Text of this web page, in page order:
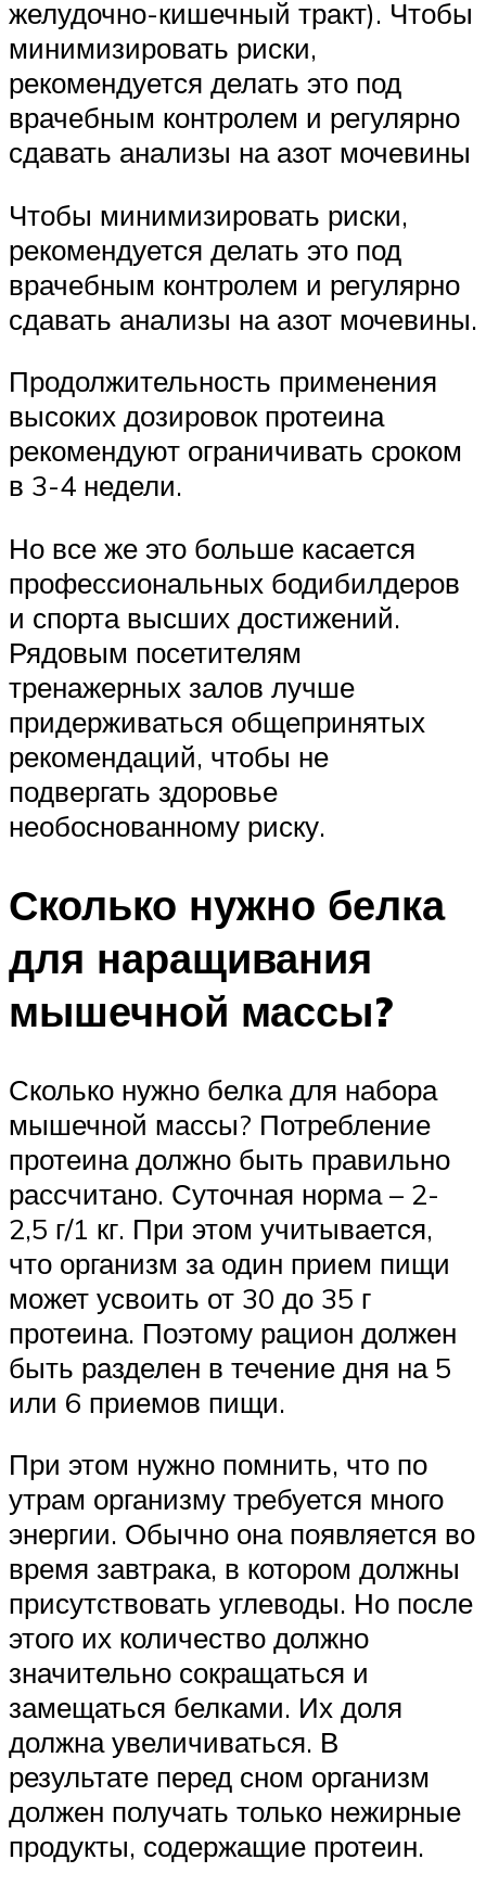
желудочно-кишечный тракт). Чтобы
минимизировать риски,
рекомендуется делать это под
врачебным контролем и регулярно
сдавать анализы на азот мочевины
Чтобы минимизировать риски,
рекомендуется делать это под
врачебным контролем и регулярно
сдавать анализы на азот мочевины.
Продолжительность применения
высоких дозировок протеина
рекомендуют ограничивать сроком
в 3-4 недели.
Но все же это больше касается
профессиональных бодибилдеров
и спорта высших достижений.
Рядовым посетителям
тренажерных залов лучше
придерживаться общепринятых
рекомендаций, чтобы не
подвергать здоровье
необоснованному риску.
Сколько нужно белка
для наращивания
мышечной массы?
Сколько нужно белка для набора
мышечной массы? Потребление
протеина должно быть правильно
рассчитано. Суточная норма – 2-
2,5 г/1 кг. При этом учитывается,
что организм за один прием пищи
может усвоить от 30 до 35 г
протеина. Поэтому рацион должен
быть разделен в течение дня на 5
или 6 приемов пищи.
При этом нужно помнить, что по
утрам организму требуется много
энергии. Обычно она появляется во
время завтрака, в котором должны
присутствовать углеводы. Но после
этого их количество должно
значительно сокращаться и
замещаться белками. Их доля
должна увеличиваться. В
результате перед сном организм
должен получать только нежирные
продукты, содержащие протеин.